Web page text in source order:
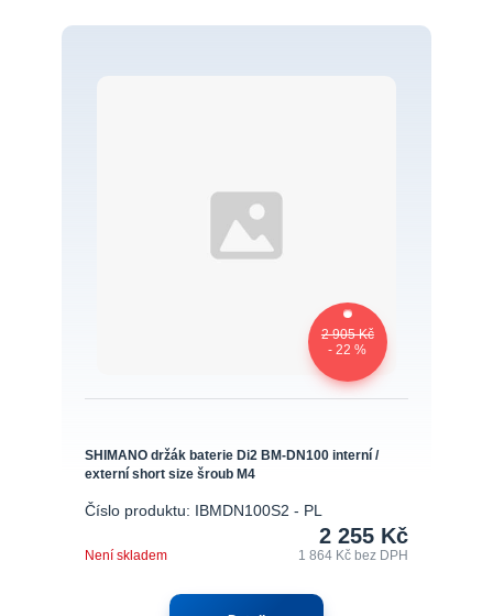
2 905 Kč
- 22 %
SHIMANO držák baterie Di2 BM-DN100 interní /
externí short size šroub M4
Číslo produktu: IBMDN100S2 - PL
2 255 Kč
1 864 Kč bez DPH
Není skladem